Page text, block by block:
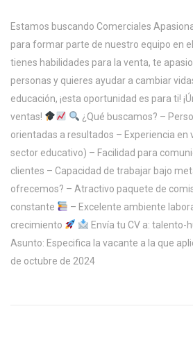
Estamos buscando Comerciales
para formar parte de nuestro equipo en
tienes habilidades para la venta, te
personas y quieres ayudar a cambiar
educación, ¡esta oportunidad es para ti!
ventas!
¿Qué buscamos? –
orientadas a resultados – Experiencia en
sector educativo) – Facilidad para
clientes – Capacidad de trabajar bajo
ofrecemos? – Atractivo paquete de
constante
– Excelente ambiente
crecimiento
Envía tu CV a: talento-
Asunto: Especifica la vacante a la que
de octubre de 2024